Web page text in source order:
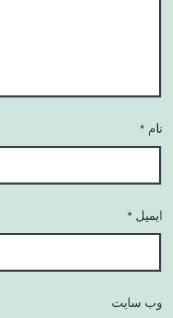
نام *
ایمیل *
وب‌ سایت